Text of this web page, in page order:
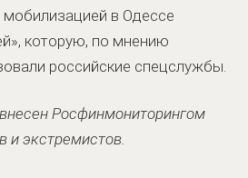
в Одессе
которую, по мнению
российские спецслужбы.
Росфинмониторингом
и экстремистов.